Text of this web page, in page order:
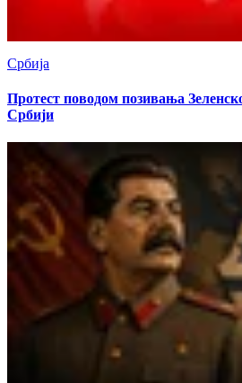
Србија
Протест поводом позивања
Србији